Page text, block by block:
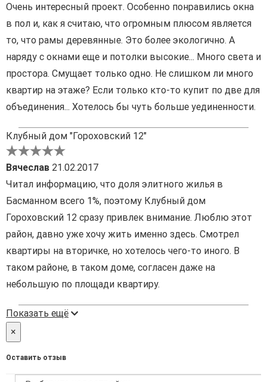
Очень интересный проект. Особенно понравились окна
в пол и, как я считаю, что огромным плюсом является
то, что рамы деревянные. Это более экологично. А
наряду с окнами еще и потолки высокие... Много света и
простора. Смущает только одно. Не слишком ли много
квартир на этаже? Если только кто-то купит по две для
объединения... Хотелось бы чуть больше уединенности.
Клубный дом "Гороховский 12"
Вячеслав 21.02.2017
Читал информацию, что доля элитного жилья в
Басманном всего 1%, поэтому Клубный дом
Гороховский 12 сразу привлек внимание. Люблю этот
район, давно уже хочу жить именно здесь. Смотрел
квартиры на вторичке, но хотелось чего-то иного. В
таком районе, в таком доме, согласен даже на
небольшую по площади квартиру.
Показать ещё
×
Оставить отзыв